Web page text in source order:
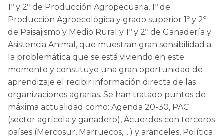
1º y 2º de Producción Agropecuaria, 1º de
Producción Agroecológica y grado superior 1º y 2º
de Paisajismo y Medio Rural y 1º y 2º de Ganadería y
Asistencia Animal, que muestran gran sensibilidad a
la problemática que se está viviendo en este
momento y constituye una gran oportunidad de
aprendizaje el recibir información directa de las
organizaciones agrarias. Se han tratado puntos de
máxima actualidad como: Agenda 20-30, PAC
(sector agrícola y ganadero), Acuerdos con terceros
países (Mercosur, Marruecos, ...) y aranceles, Política